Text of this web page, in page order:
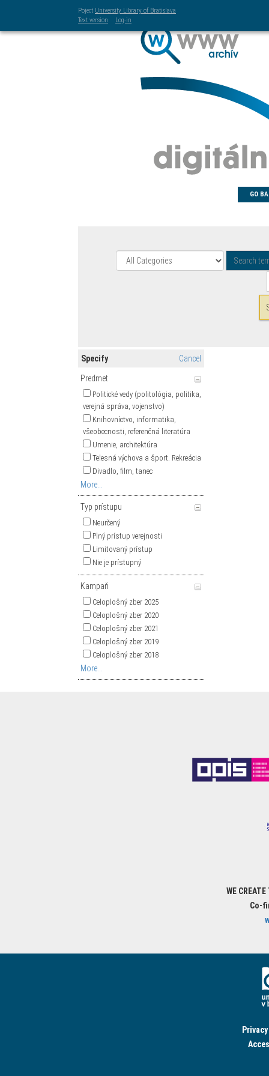
Poject University Library of Bratislava
Text version
Log-in
GO
Specify Cancel
Predmet
Politické vedy (politológia, politika,
verejná správa, vojenstvo)
Knihovníctvo, informatika,
všeobecnosti, referenčná literatúra
Umenie, architektúra
Telesná výchova a šport. Rekreácia
Divadlo, film, tanec
More...
Typ prístupu
Neurčený
Plný prístup verejnosti
Limitovaný prístup
Nie je prístupný
Kampaň
Celoplošný zber 2025
Celoplošný zber 2020
Celoplošný zber 2021
Celoplošný zber 2019
Celoplošný zber 2018
More...
WE
Co-